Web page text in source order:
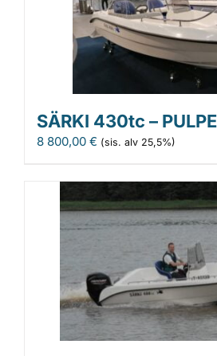
SÄRKI 430tc –
8 800,00 € (sis. alv 25,5%)